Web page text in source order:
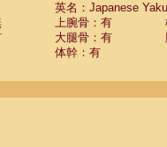
(1)英名：Japanese
上腕骨：有
大腿骨：有
体幹：有